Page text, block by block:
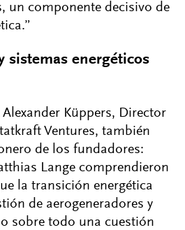
un componente decisivo de
sistemas energéticos
Küppers, Director
Ventures, también
de los fundadores:
Lange comprendieron
la transición energética
de aerogeneradores y
sobre todo una cuestión